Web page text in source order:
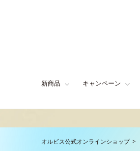
新商品 キャンペーン
オルビス公式オンラインショップ